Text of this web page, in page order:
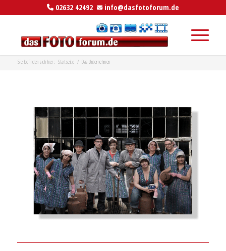
02632 42492 info@dasfotoforum.de
Sie befinden sich hier: Startseite / Das Unternehmen